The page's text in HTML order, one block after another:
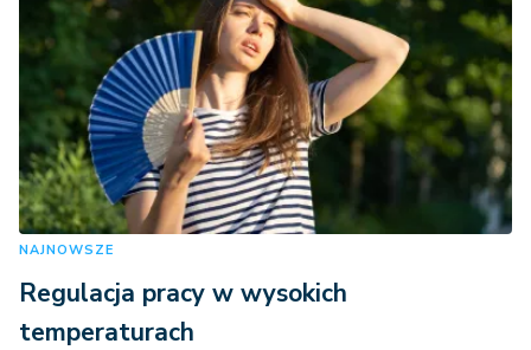
NAJNOWSZE
Regulacja pracy w wysokich
temperaturach